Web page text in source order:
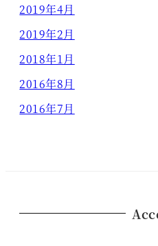
2019年4月
2019年2月
2018年1月
2016年8月
2016年7月